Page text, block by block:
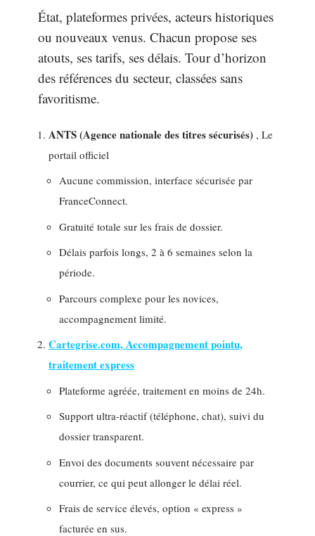
État, plateformes privées, acteurs historiques
ou nouveaux venus. Chacun propose ses
atouts, ses tarifs, ses délais. Tour d’horizon
des références du secteur, classées sans
favoritisme.
ANTS (Agence nationale des titres sécurisés) , Le
portail officiel
Aucune commission, interface sécurisée par
FranceConnect.
Gratuité totale sur les frais de dossier.
Délais parfois longs, 2 à 6 semaines selon la
période.
Parcours complexe pour les novices,
accompagnement limité.
Cartegrise.com, Accompagnement pointu,
traitement express
Plateforme agréée, traitement en moins de 24h.
Support ultra-réactif (téléphone, chat), suivi du
dossier transparent.
Envoi des documents souvent nécessaire par
courrier, ce qui peut allonger le délai réel.
Frais de service élevés, option « express »
facturée en sus.